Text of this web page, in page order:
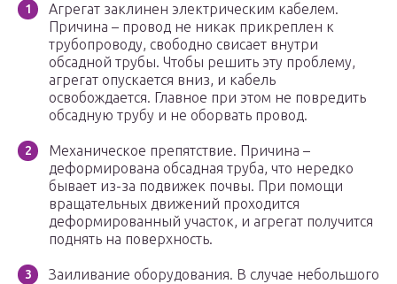
Агрегат заклинен электрическим кабелем.
Причина – провод не никак прикреплен к
трубопроводу, свободно свисает внутри
обсадной трубы. Чтобы решить эту проблему,
агрегат опускается вниз, и кабель
освобождается. Главное при этом не повредить
обсадную трубу и не оборвать провод.
Механическое препятствие. Причина –
деформирована обсадная труба, что нередко
бывает из-за подвижек почвы. При помощи
вращательных движений проходится
деформированный участок, и агрегат получится
поднять на поверхность.
Заиливание оборудования. В случае небольшого